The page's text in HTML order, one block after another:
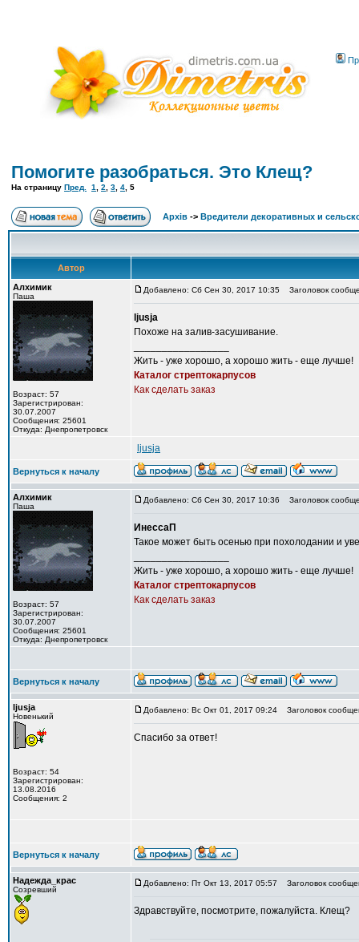
Помогите разобраться. Это Клещ?
На страницу Пред. 1 2 3 4 5
Архів -> Вредители декоративных и
Автор
Алхимик
Паша
Возраст: 57
Зарегистрирован:
30.07.2007
Сообщения: 25601
Откуда: Днепропетровск
Добавлено: Сб Сен 30, 2017 10:35 Заголовок
ljusja
Похоже на залив-засушивание.
Жить - уже хорошо, а хорошо жить - еще лучше!
Каталог стрептокарпусов
Как сделать заказ
ljusja
Вернуться к началу
Алхимик
Паша
Возраст: 57
Зарегистрирован:
30.07.2007
Сообщения: 25601
Откуда: Днепропетровск
Добавлено: Сб Сен 30, 2017 10:36 Заголовок
ИнессаП
Такое может быть осенью при похолодании и
Жить - уже хорошо, а хорошо жить - еще лучше!
Каталог стрептокарпусов
Как сделать заказ
Вернуться к началу
ljusja
Новенький
Возраст: 54
Зарегистрирован:
13.08.2016
Сообщения: 2
Добавлено: Вс Окт 01, 2017 09:24 Заголовок
Спасибо за ответ!
Вернуться к началу
Надежда_крас
Созревший
Добавлено: Пт Окт 13, 2017 05:57 Заголовок
Здравствуйте, посмотрите, пожалуйста. Клещ?